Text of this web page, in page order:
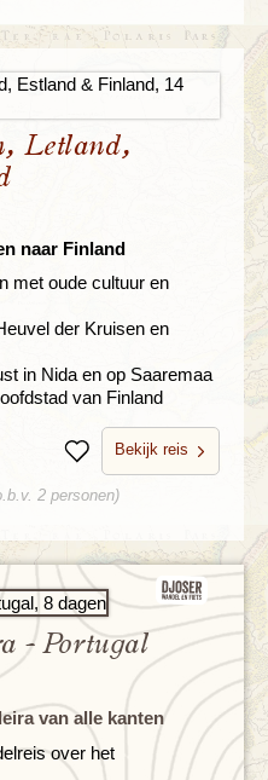
Letland,
naar Finland
met oude cultuur en
der Kruisen en
in Nida en op Saaremaa
van Finland
BewarenBekijk reis
2 personen)
- Portugal
van alle kanten
over het